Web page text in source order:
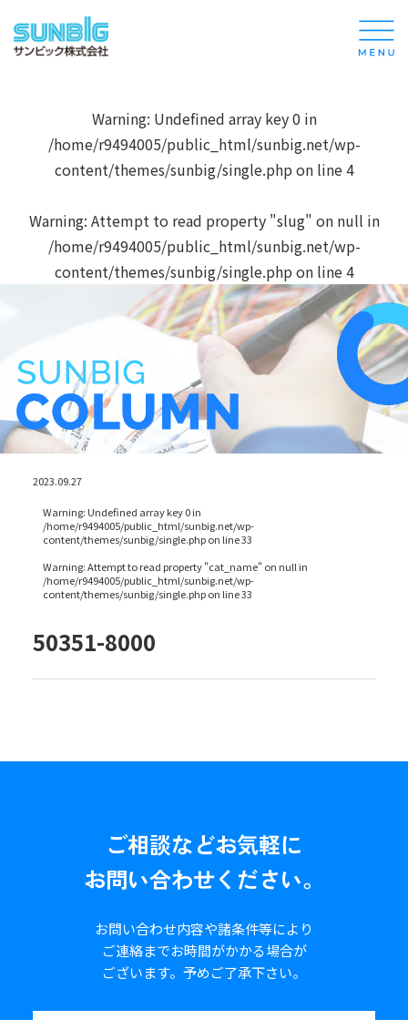
Warning: Undefined array key 0 in
/home/r9494005/public_html/sunbig.net/wp-
content/themes/sunbig/single.phpon line4
Warning: Attempt to read property "slug" on null in
/home/r9494005/public_html/sunbig.net/wp-
content/themes/sunbig/single.phpon line4
2023.09.27
Warning: Undefined array key 0 in
/home/r9494005/public_html/sunbig.net/wp-
content/themes/sunbig/single.phpon line33
Warning: Attempt to read property "cat_name" on null in
/home/r9494005/public_html/sunbig.net/wp-
content/themes/sunbig/single.phpon line33
50351-8000
ご相談などお気軽に
お問い合わせください。
お問い合わせ内容や諸条件等により
ご連絡までお時間がかかる場合が
ございます。 予めご了承下さい。